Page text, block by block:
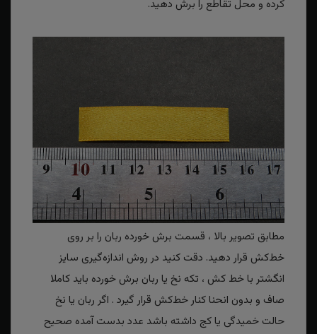
کرده و محل تقاطع را برش دهید.
مطابق تصویر بالا ، قسمت برش خورده ربان را بر روی
خط‌کش قرار دهید. دقت کنید در روش اندازه‌گیری سایز
انگشتر با خط کش ، تکه نخ یا ربان برش خورده باید کاملا
صاف و بدون انحنا کنار خط‌کش قرار گیرد . اگر ربان یا نخ
حالت خمیدگی یا کج داشته باشد عدد بدست آمده صحیح